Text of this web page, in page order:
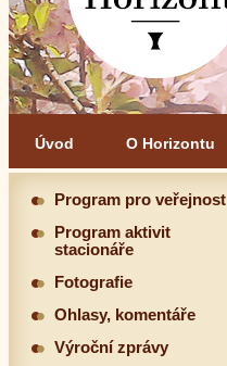
Úvod O Horizontu
Program pro veřejnost
Program aktivit
stacionáře
Fotografie
Ohlasy, komentáře
Výroční zprávy